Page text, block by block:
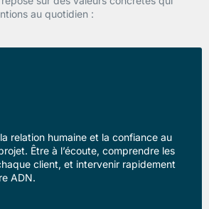
au quotidien :
relation humaine et la confiance au
Être à l’écoute, comprendre les
client, et intervenir rapidement
ADN.